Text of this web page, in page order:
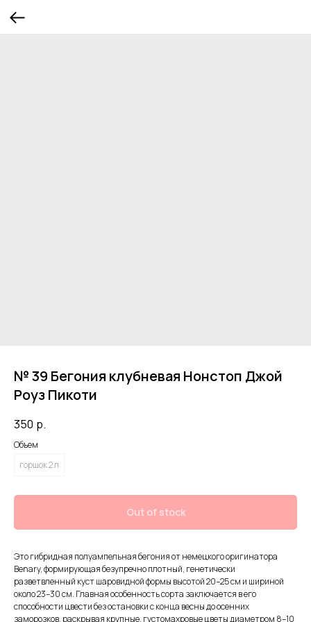
№ 39 Бегония клубневая Нонстоп Джой
Роуз Пикоти
350 р.
Объем
горшок 2 л
Out of stock
Это гибридная полуампельная бегония от немецкого оригинатора
Benary, формирующая безупречно плотный, генетически
разветвленный куст шаровидной формы высотой 20–25 см и шириной
около 23–30 см. Главная особенность сорта заключается в его
способности цвести без остановки с конца весны до осенних
заморозков, раскрывая крупные, густомахровые цветы диаметром 8–10